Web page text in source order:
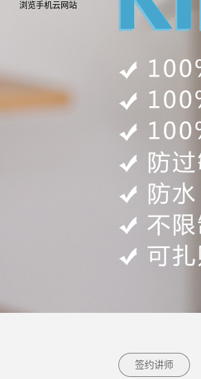
签约讲师
浏览手机云网站